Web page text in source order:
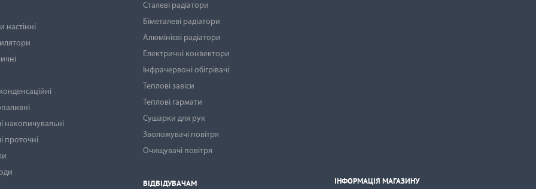
настінні
накопичувальні
проточні
Сталеві радіатори
Біметалеві радіатори
Алюмінієві радіатори
Електричні конвектори
Інфрачервоні обігрівачі
Теплові завіси
Теплові гармати
Сушарки для рук
Зволожувачі повітря
Очищувачі повітря
ВІДВІДУВАЧАМ ІНФОРМАЦІЯ МАГАЗИНУ
ІНФОРМАЦІЯ МАГАЗИНУ